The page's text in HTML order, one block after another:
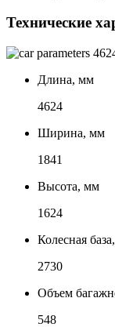
Технические
Длина, мм
4624
Ширина, мм
1841
Высота, мм
1624
Колесная
2730
Объем
548